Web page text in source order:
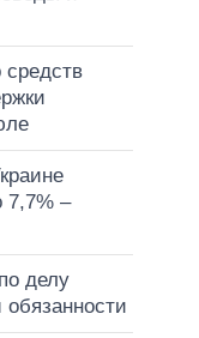
средств
7,7% –
делу